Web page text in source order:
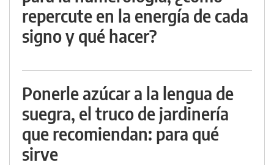
repercute en la energía de cada
signo y qué hacer?
Ponerle azúcar a la lengua de
suegra, el truco de jardinería
que recomiendan: para qué
sirve